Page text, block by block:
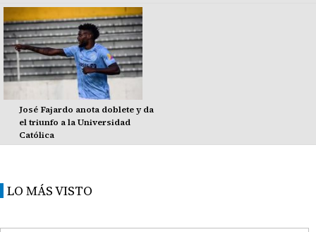
José Fajardo anota doblete y da
el triunfo a la Universidad
Católica
LO MÁS VISTO